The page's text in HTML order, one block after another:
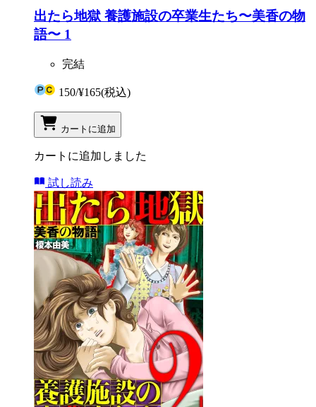
出たら地獄 養護施設の卒業生たち〜美香の物
語〜 1
完結
150/¥165(税込)
カートに追加
カートに追加しました
試し読み